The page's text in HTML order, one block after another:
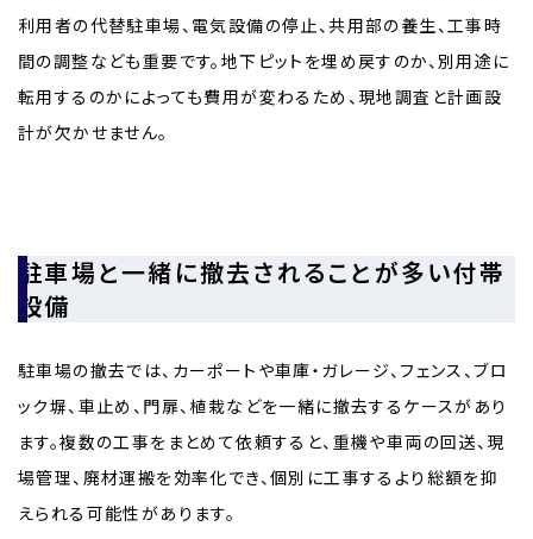
利用者の代替駐車場、電気設備の停止、共用部の養生、工事時
間の調整なども重要です。地下ピットを埋め戻すのか、別用途に
転用するのかによっても費用が変わるため、現地調査と計画設
計が欠かせません。
駐車場と一緒に撤去されることが多い付帯
設備
駐車場の撤去では、カーポートや車庫・ガレージ、フェンス、ブロ
ック塀、車止め、門扉、植栽などを一緒に撤去するケースがあり
ます。複数の工事をまとめて依頼すると、重機や車両の回送、現
場管理、廃材運搬を効率化でき、個別に工事するより総額を抑
えられる可能性があります。